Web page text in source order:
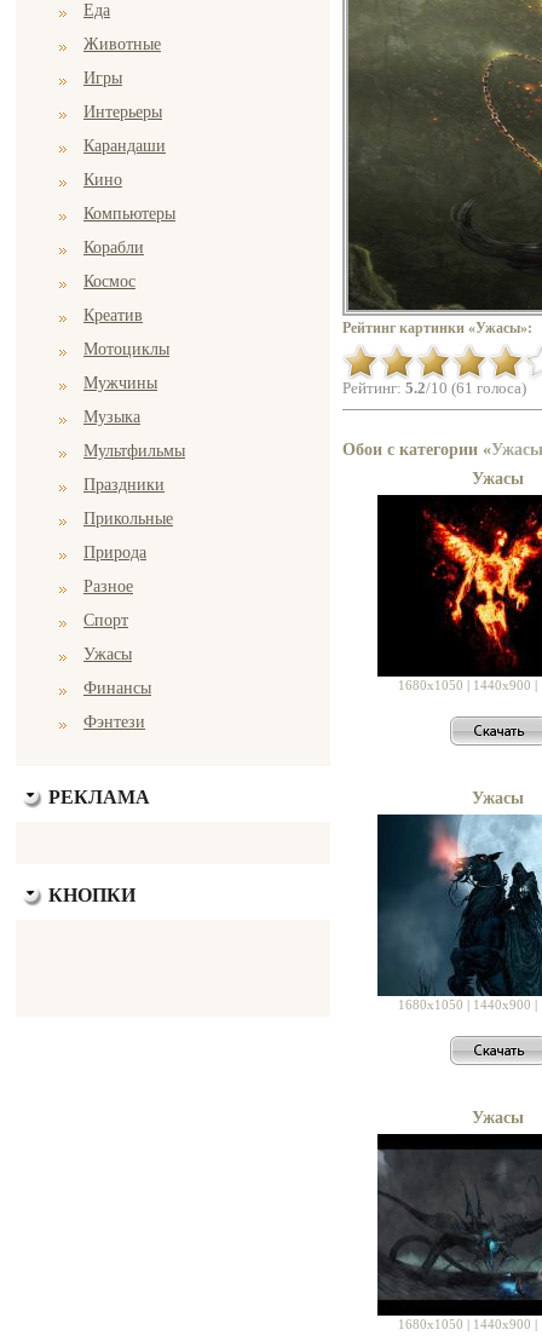
Еда
Животные
Игры
Интерьеры
Карандаши
Кино
Компьютеры
Корабли
Космос
Креатив
Мотоциклы
Мужчины
Музыка
Мультфильмы
Праздники
Прикольные
Природа
Разное
Спорт
Ужасы
Финансы
Фэнтези
РЕКЛАМА
КНОПКИ
Рейтинг картинки «Ужасы»:
Рейтинг: 5.2/10 (61 голоса)
Обои с категории «Ужасы
Ужасы
1680x1050 | 1440x900 |
Ужасы
1680x1050 | 1440x900 |
Ужасы
1680x1050 | 1440x900 |